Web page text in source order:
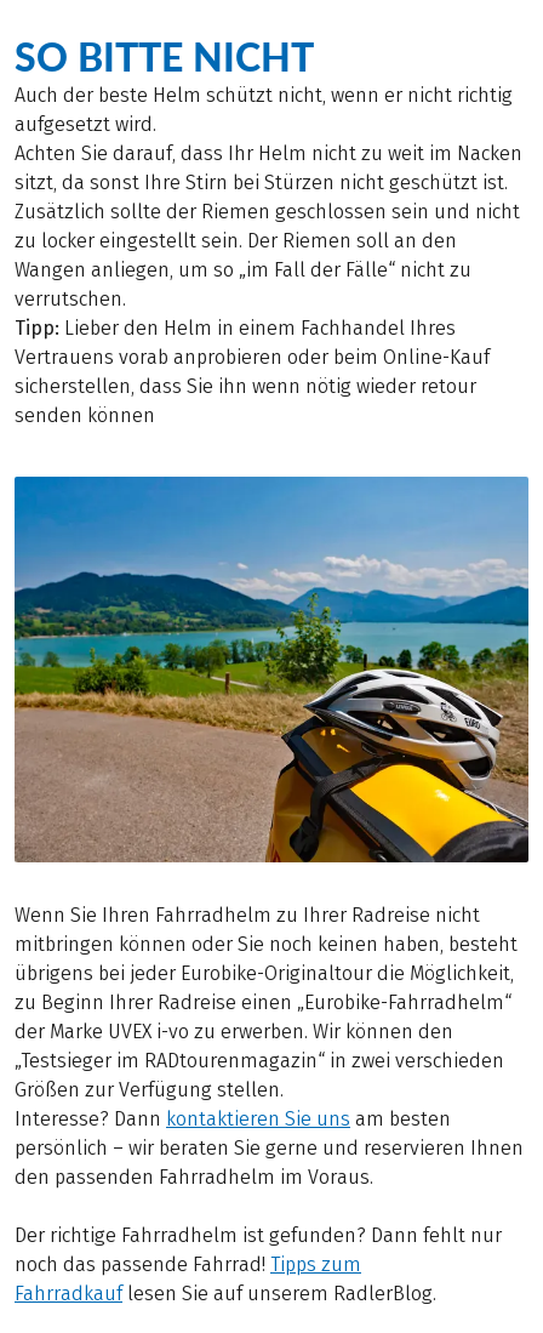
SO BITTE NICHT
Auch der beste Helm schützt nicht, wenn er nicht richtig
aufgesetzt wird.
Achten Sie darauf, dass Ihr Helm nicht zu weit im Nacken
sitzt, da sonst Ihre Stirn bei Stürzen nicht geschützt ist.
Zusätzlich sollte der Riemen geschlossen sein und nicht
zu locker eingestellt sein. Der Riemen soll an den
Wangen anliegen, um so „im Fall der Fälle“ nicht zu
verrutschen.
Tipp: Lieber den Helm in einem Fachhandel Ihres
Vertrauens vorab anprobieren oder beim Online-Kauf
sicherstellen, dass Sie ihn wenn nötig wieder retour
senden können
Wenn Sie Ihren Fahrradhelm zu Ihrer Radreise nicht
mitbringen können oder Sie noch keinen haben, besteht
übrigens bei jeder Eurobike-Originaltour die Möglichkeit,
zu Beginn Ihrer Radreise einen „Eurobike-Fahrradhelm“
der Marke UVEX i-vo zu erwerben. Wir können den
„Testsieger im RADtourenmagazin“ in zwei verschieden
Größen zur Verfügung stellen.
Interesse? Dann kontaktieren Sie uns am besten
persönlich – wir beraten Sie gerne und reservieren Ihnen
den passenden Fahrradhelm im Voraus.
Der richtige Fahrradhelm ist gefunden? Dann fehlt nur
noch das passende Fahrrad! Tipps zum
Fahrradkauflesen Sie auf unserem RadlerBlog.